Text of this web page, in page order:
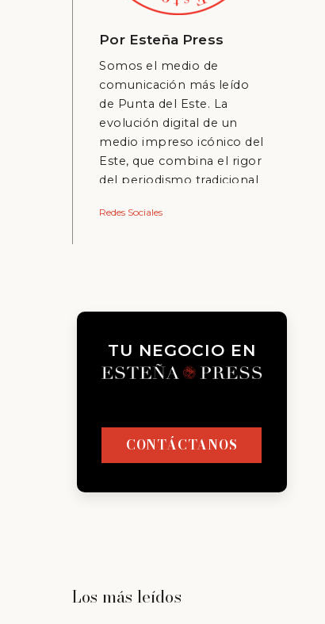
Por Esteña Press
Somos el medio de
comunicación más leído
de Punta del Este. La
evolución digital de un
medio impreso icónico del
Este, que combina el rigor
del periodismo tradicional
mundo online.
Redes Sociales
TU NEGOCIO EN
CONTÁCTANOS
Los más leídos